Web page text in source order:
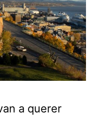
a querer